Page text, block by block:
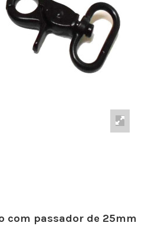
com passador de 25mm